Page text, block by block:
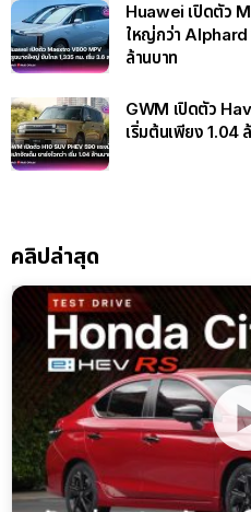
Huawei เปิดตัว
ใหญ่กว่า Alphard
ล้านบาท
GWM เปิดตัว
เริ่มต้นเพียง 1.04
คลิปล่าสุด